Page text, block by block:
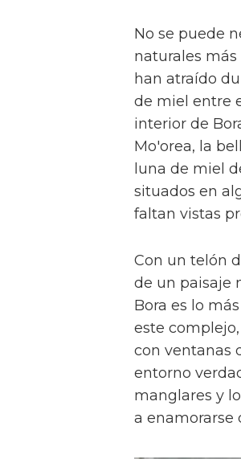
No se puede
naturales
han atraído
de miel entre
interior de
Mo'orea, la
luna de miel
situados en
faltan vistas
Con un telón
de un paisaje
Bora es lo
este
con ventanas
entorno
manglares y
a enamorarse